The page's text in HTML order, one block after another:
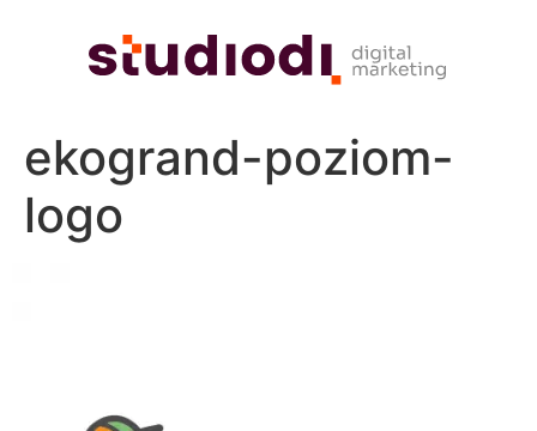
ekogrand-poziom-
logo